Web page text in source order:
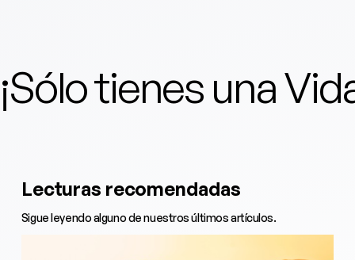
¡Sólo tienes una
Lecturas recomendadas
Sigue leyendo alguno de nuestros últimos artículos.